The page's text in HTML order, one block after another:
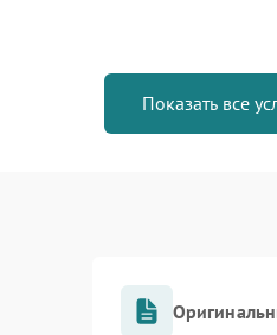
Показать все